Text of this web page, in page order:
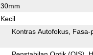
30mm
Kecil
Kontras Autofokus Fasa-